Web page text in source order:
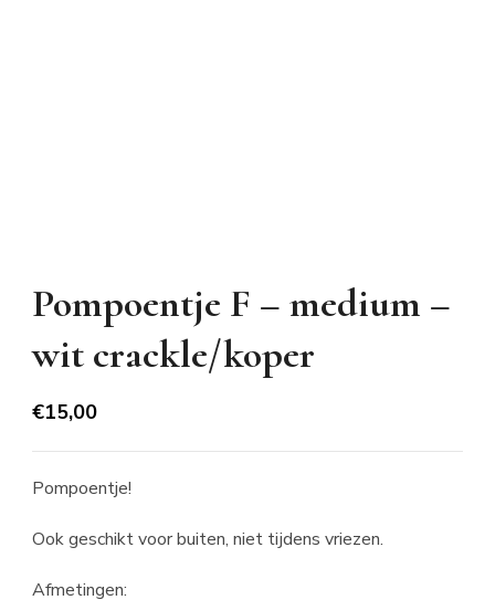
Pompoentje F – medium –
wit crackle/koper
€15,00
Pompoentje!
Ook geschikt voor buiten, niet tijdens vriezen.
Afmetingen: